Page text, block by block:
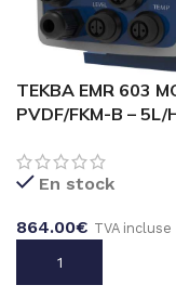
TEKBA EMR 603
PVDF/FKM-B – 5L/
En stock
864.00€ TVA incluse
AJOUTER AU PANIER